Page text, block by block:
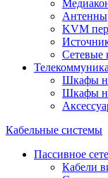
Антенны
KVM
Сетевые
Шкафы
Шкафы
Кабельные системы
Пассивное
Кабели